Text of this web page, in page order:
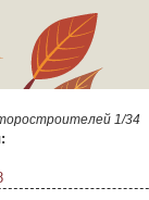
1/34